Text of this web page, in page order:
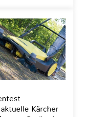
Kärcher